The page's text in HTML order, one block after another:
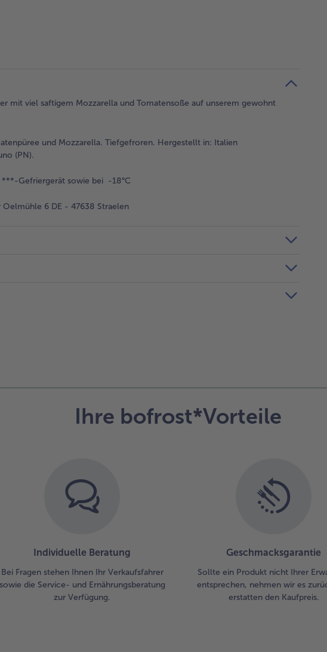
mit viel saftigem Mozzarella und Tomatensoße auf unserem gewohnt
und Mozzarella. Tiefgefroren. Hergestellt in: Italien
(PN).
Gefriergerät sowie bei -18°C
6 DE - 47638 Straelen
Ihre bofrost*Vorteile
Individuelle Beratung
Bei Fragen stehen Ihnen Ihr Verkaufsfahrer
sowie die Service- und Ernährungsberatung
zur Verfügung.
Geschmacksgarantie
Sollte ein Produkt nicht Ihrer
entsprechen, nehmen wir es
erstatten den Kaufpreis.